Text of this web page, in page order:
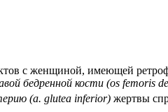
с женщиной, имеющей
бедренной кости (os femoris
(a. glutea inferior) жертвы